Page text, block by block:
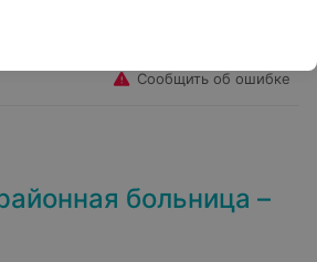
Сообщить об ошибке
больница –